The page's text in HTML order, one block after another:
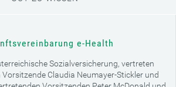
e-Health
Sozialversicherung, vertreten
Claudia Neumayer-Stickler und